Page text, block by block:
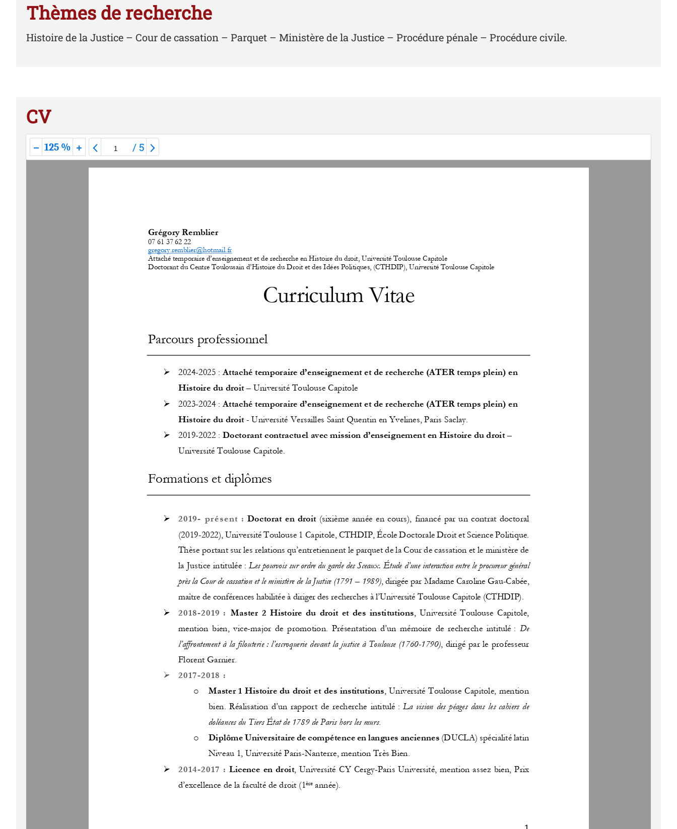
Thèmes de recherche
Histoire de la Justice – Cour de cassation – Parquet – Ministère de la Justice – Procédure pénale – Procédure civile.
CV
125 % / 5
Grégory Remblier
07 61 37 62 22
gregory.remblier@hotmail.fr
Attaché temporaire d’enseignement et de recherche en Histoire du droit, Université Toulouse Capitole
Doctorant du Centre Toulousain d’Histoire du Droit et des Idées Politiques, (CTHDIP), Université Toulouse Capitole
Curriculum Vitae
Parcours professionnel
➢ 2024-2025 : Attaché temporaire d’enseignement et de recherche (ATER temps plein) en
Histoire du droit –Université Toulouse Capitole
➢
2023-2024 : Attaché temporaire d’enseignement et de recherche (ATER temps plein) en
Histoire du droit - Université Versailles Saint Quentin en Yvelines, Paris Saclay.
➢
2019-2022 : Doctorant contractuel avec mission d’enseignement en Histoire du droit –
Université Toulouse Capitole.
Formations et diplômes
➢ 2019- présent : Doctorat  en  droit (sixième année  en  cours),
financé  par  un  contrat  doctoral
(2019-2022), Université Toulouse 1 Capitole CTHDIP , École Doctorale Droit et Science Politique
Thèse portant sur les relations qu’entretiennent le parquet de la Cour de cassation et le ministère de
la Justice intitulée : Les pourvois sur ordre du garde des Sceaux. Étude d’une interaction entre le procureur général
près la Cour de cassation et le ministère de la Justice (1791 – 1989), dirigée par Madame Caroline Gau-Cabée,
maître de conférences habilitée à diriger des recherches à l’Université Toulouse Capitole (CTHDIP).
➢
2018-2019 : Master  2  Histoire  du  droit  et  des  institutions ,  Université  Toulouse  Capitole,
mention  bien,  vice-major de promotion. Présentation d’un mémoire de recherche intitulé : De
l’affrontement à la filouterie : l’escroquerie devant la justice à Toulouse (1760-1790) , dirigé par le professeur
Florent Garnier.
➢
2017-2018 :
o
Master 1 Histoire du droit et des institutions , Université Toulouse Capitole, mention
bien. Réalisation d’un rapport de recherche intitulé : La  vision  des  péages  dans  les  cahiers  de
doléances du Tiers État de 1789 de Paris hors les murs.
o
Diplôme Universitaire de compétence en langues anciennes (DUCLA) spécialité latin
Niveau 1, Université Paris-Nanterre, mention Très Bien.
➢
2014-2017 : Licence en  droit, Université CY Cergy-Paris Université, mention assez bien, Prix
d’excellence de la faculté de droit (1ère année)